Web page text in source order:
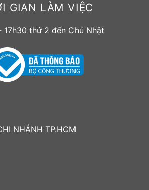
GIAN LÀM VIỆC
17h30 thứ 2 đến Chủ Nhật
NHÁNH TP.HCM